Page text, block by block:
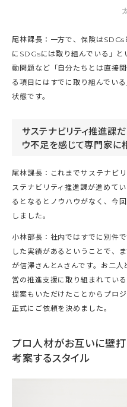
尾林課長：一方で、保険は
にSDGsには取り組んでいる」
動問題など「自分たちとは直接
る項目にはすでに取り組んでい
状態です。
サステナビリティ推進課
ウ不足を感じて専門家に
尾林課長：これまでサステナビ
ステナビリティ推進課が進めて
るとなるとノウハウがなく、今
しました。
小林部長：社内ではすでに別件
した実績があるということで、
が信澤さんとAさんです。お二
営の推進支援に取り組まれてい
提案もいただけたことからプロ
正式にご依頼を決めました。
プロ人材がお互いに壁
考案するスタイル